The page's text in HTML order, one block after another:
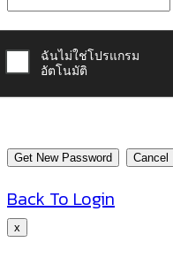
Back To Login
x